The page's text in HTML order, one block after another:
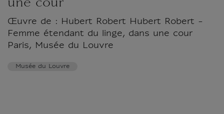
une cour
Œuvre de : Hubert Robert Hubert Robert -
Femme étendant du linge, dans une cour
Paris, Musée du Louvre
Musée du Louvre